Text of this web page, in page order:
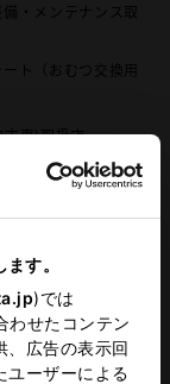
す。
)では
わせたコンテン
、広告の表示回
ユーザーによる
・メンテナンス取
ト（おむつ交換用
車)取扱店